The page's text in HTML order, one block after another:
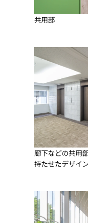
共用部
廊下などの共用
持たせたデザイン